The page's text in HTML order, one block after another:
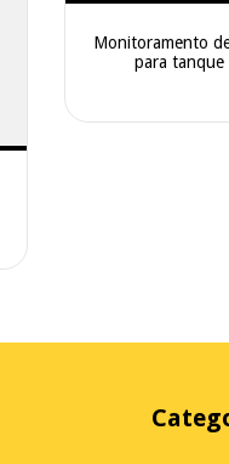
Monitoramento
para tanque